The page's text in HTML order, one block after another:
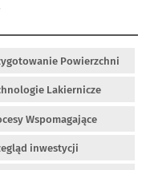
Powierzchni
Lakiernicze
Wspomagające
inwestycji